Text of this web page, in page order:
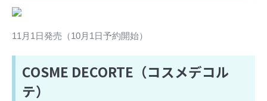
11月1日発売（10月1日予約開始）
COSME DECORTE（コスメデコル
テ）